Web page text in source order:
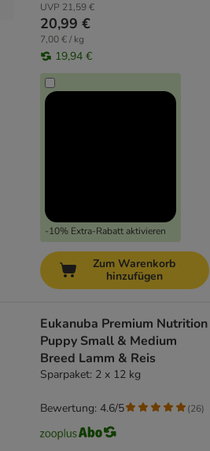
UVP 21,59 €
20,99 €
7,00 € / kg
19,94 €
-10% Extra-Rabatt aktivieren
Zum Warenkorb
hinzufügen
Eukanuba Premium Nutrition
Puppy Small & Medium
Breed Lamm & Reis
Sparpaket: 2 x 12 kg
Bewertung: 4.6/5 (26)